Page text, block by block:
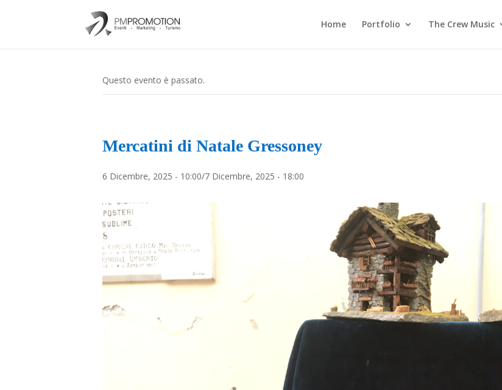
Home Portfolio The Crew Music
Questo evento è passato.
Mercatini di Natale Gressoney
6 Dicembre, 2025 - 10:00/7 Dicembre, 2025 - 18:00